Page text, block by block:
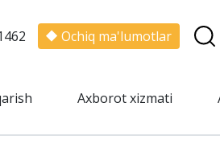
Ochiq ma'lumotlar
Axborot xizmati